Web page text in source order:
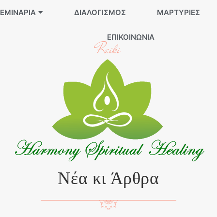
ΔΙΑΛΟΓΙΣΜΌΣ ΜΑΡΤΥΡΊΕΣ
ΕΠΙΚΟΙΝΩΝΊΑ
Reiki
Νέα κι Άρθρα